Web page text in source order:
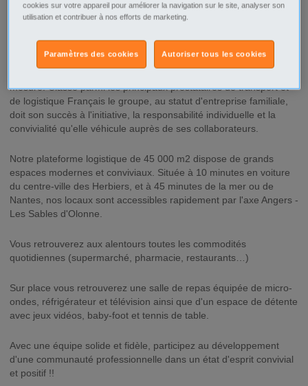
mesure. Classé parmi les principaux prestataires de transport et
de logistique Français le groupe, au statut d'entreprise familiale,
doit son succès à l'initiative, la responsabilité individuelle et la
convivialité qu'elle véhicule auprès de ses collaborateurs.
Notre plateforme logistique de 45 000 m2 dispose de grands
espaces modernes et conviviaux. Située à 10 minutes en voiture
du centre-ville des Herbiers, et à 45 minutes de la mer ou de
Nantes, nos locaux sont accessibles rapidement par l'axe Angers -
Les Sables d'Olonne.
Vous retrouverez aux alentours toutes les commodités
quotidiennes (supermarché, pharmacie, restaurants…)
Sur place vous retrouverez une salle de repas équipée de micro-
ondes, réfrigérateur et télévision ainsi que d'un espace de détente
avec jeux vidéos, baby-foot et tennis de table.
Avec une équipe solide et fidèle, participez au développement
d'une communauté professionnelle dans un état d'esprit convivial
et positif !!
cookies sur votre appareil pour améliorer la navigation sur le site, analyser son
utilisation et contribuer à nos efforts de marketing.
Autoriser tous les cookies
Paramètres des cookies